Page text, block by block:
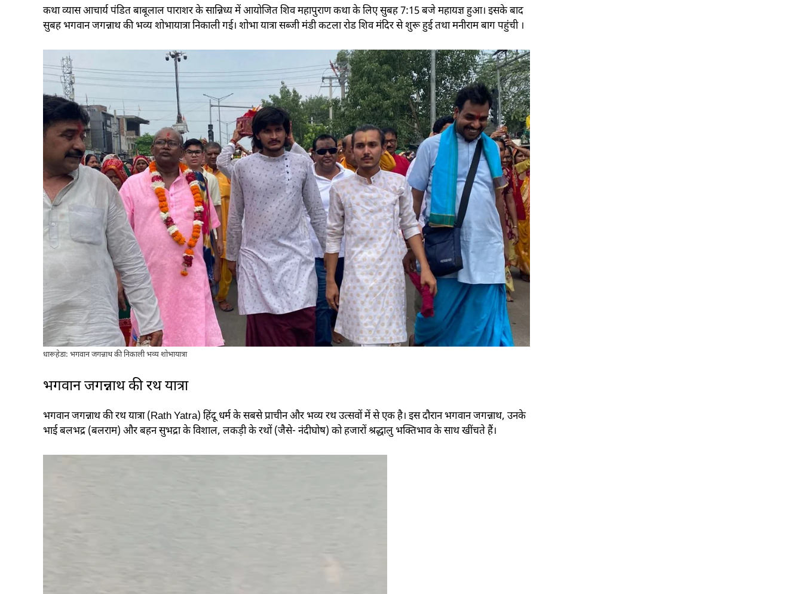
कथा व्यास आचार्य पंडित बाबूलाल पाराशर के सान्निध्य में आयोजित शिव महापुराण कथा के लिए सुबह 7:15 बजे महायज्ञ हुआ। इसके बाद
सुबह भगवान जगन्नाथ की भव्य शोभायात्रा निकाली गई। शोभा यात्रा सब्जी मंडी कटला रोड शिव मंदिर से शुरू हुई तथा मनीराम बाग पहुंची ।
धारूहेडा: भगवान जगन्नाथ की निकाली भव्य शोभायात्रा
भगवान जगन्नाथ की रथ यात्रा
भगवान जगन्नाथ की रथ यात्रा (Rath Yatra) हिंदू धर्म के सबसे प्राचीन और भव्य रथ उत्सवों में से एक है। इस दौरान भगवान जगन्नाथ, उनके
भाई बलभद्र (बलराम) और बहन सुभद्रा के विशाल, लकड़ी के रथों (जैसे- नंदीघोष) को हजारों श्रद्धालु भक्तिभाव के साथ खींचते हैं।